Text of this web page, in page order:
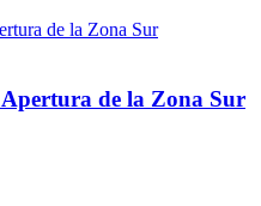
de la Zona Sur